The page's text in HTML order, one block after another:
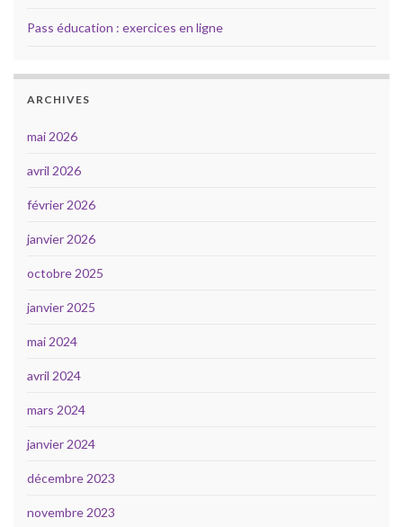
Pass éducation : exercices en ligne
ARCHIVES
mai 2026
avril 2026
février 2026
janvier 2026
octobre 2025
janvier 2025
mai 2024
avril 2024
mars 2024
janvier 2024
décembre 2023
novembre 2023